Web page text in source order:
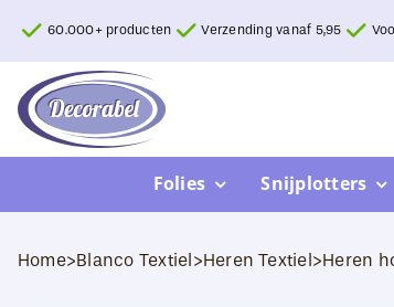
inhoud
60.000+ producten Verzending vanaf 5,95
Folies Snijplotters
Home>Blanco Textiel>Heren Textiel>Heren